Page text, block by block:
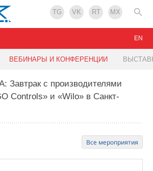
TG VK RT MX
ВЕБИНАРЫ И КОНФЕРЕНЦИИ
EN
Завтрак с производителями
Controls» и «Wilo» в Санкт-
Все мероприятия